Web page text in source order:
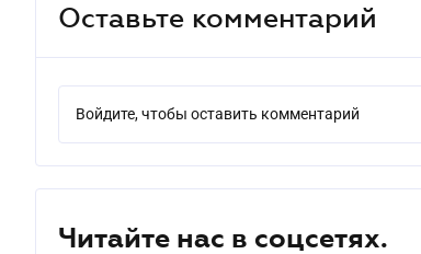
Оставьте комментарий
Войдите, чтобы оставить комментарий
Читайте нас в соцсетях.